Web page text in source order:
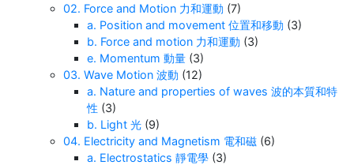
02. Force and Motion 力和運動 (7)
a. Position and movement 位置和移動 (3)
b. Force and motion 力和運動 (3)
e. Momentum 動量 (3)
03. Wave Motion 波動 (12)
a. Nature and properties of waves 波的本質和特
性 (3)
b. Light 光 (9)
04. Electricity and Magnetism 電和磁 (6)
a. Electrostatics 靜電學 (3)